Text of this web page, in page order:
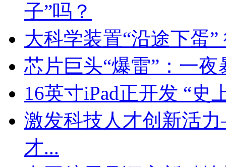
子”吗？
大科学装置“沿途下蛋
芯片巨头“爆雷”：一夜
16英寸iPad正开发 “史
激发科技人才创新活
才...